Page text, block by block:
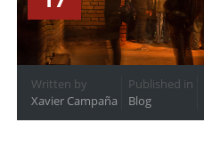
Written by
Xavier Campaña
Published in
Blog